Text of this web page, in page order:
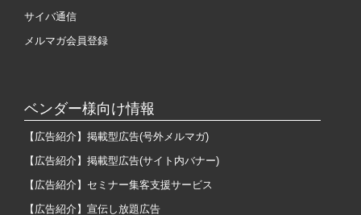
サイバ通信
メルマガ会員登録
ベンダー様向け情報
【広告紹介】掲載型広告(号外メルマガ)
【広告紹介】掲載型広告(サイト内バナー)
【広告紹介】セミナー集客支援サービス
【広告紹介】宣伝し放題広告